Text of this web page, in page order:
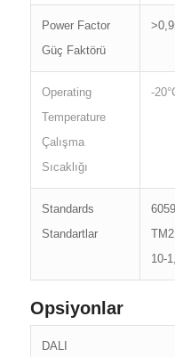
Power Factor
Güç Faktörü
Operating
Temperature
Çalışma
Sıcaklığı
-
Standards
Standartlar
10-
Opsiyonlar
DALI